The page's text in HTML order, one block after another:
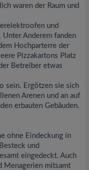
waren der Raum und
und
Unter Anderem fanden
Hochparterre der
Pizzakartons Platz
Betreiber etwas
sein. Ergötzen sie sich
Arenen und an auf
erbauten Gebäuden.
ohne Eindeckung in
und
eingedeckt. Auch
Menagerien mitsamt